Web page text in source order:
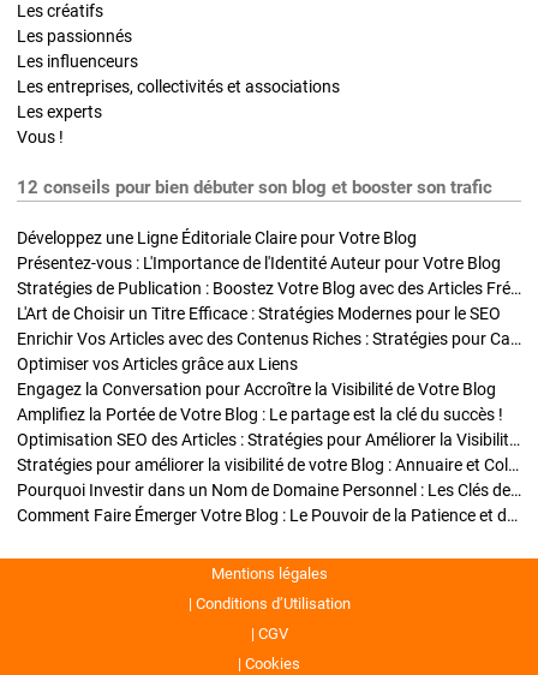
Les créatifs
Les passionnés
Les influenceurs
Les entreprises, collectivités et associations
Les experts
Vous !
12 conseils pour bien débuter son blog et booster son trafic
Développez une Ligne Éditoriale Claire pour Votre Blog
Présentez-vous : L'Importance de l'Identité Auteur pour Votre Blog
Stratégies de Publication : Boostez Votre Blog avec des Articles Fréquents et Exclusifs
L'Art de Choisir un Titre Efficace : Stratégies Modernes pour le SEO
Enrichir Vos Articles avec des Contenus Riches : Stratégies pour Captiver et Optimiser
Optimiser vos Articles grâce aux Liens
Engagez la Conversation pour Accroître la Visibilité de Votre Blog
Amplifiez la Portée de Votre Blog : Le partage est la clé du succès !
Optimisation SEO des Articles : Stratégies pour Améliorer la Visibilité de Votre Blog
Stratégies pour améliorer la visibilité de votre Blog : Annuaire et Collaborations
Pourquoi Investir dans un Nom de Domaine Personnel : Les Clés de la Réussite de Votre Blog
Comment Faire Émerger Votre Blog : Le Pouvoir de la Patience et de la Persévérance
Mentions légales
Conditions d’Utilisation
CGV
Cookies